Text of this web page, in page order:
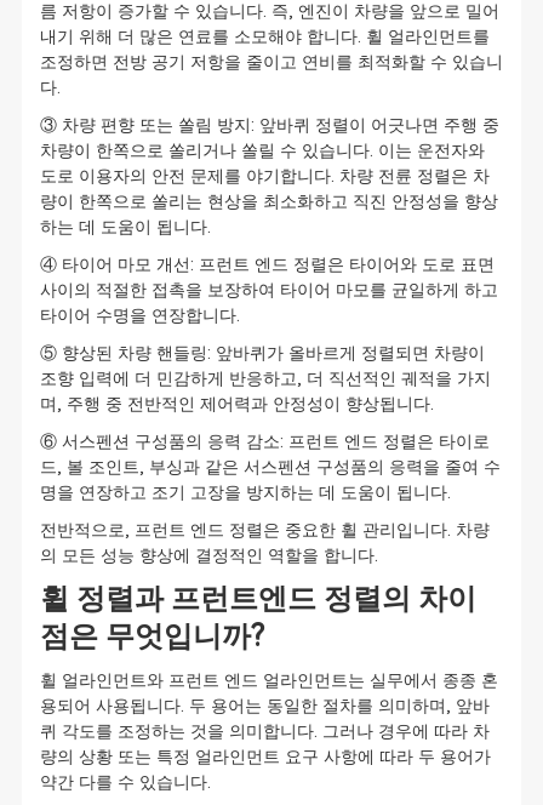
름 저항이 증가할 수 있습니다. 즉, 엔진이 차량을 앞으로 밀어
내기 위해 더 많은 연료를 소모해야 합니다. 휠 얼라인먼트를
조정하면 전방 공기 저항을 줄이고 연비를 최적화할 수 있습니
다.
③ 차량 편향 또는 쏠림 방지: 앞바퀴 정렬이 어긋나면 주행 중
차량이 한쪽으로 쏠리거나 쏠릴 수 있습니다. 이는 운전자와
도로 이용자의 안전 문제를 야기합니다. 차량 전륜 정렬은 차
량이 한쪽으로 쏠리는 현상을 최소화하고 직진 안정성을 향상
하는 데 도움이 됩니다.
④ 타이어 마모 개선: 프런트 엔드 정렬은 타이어와 도로 표면
사이의 적절한 접촉을 보장하여 타이어 마모를 균일하게 하고
타이어 수명을 연장합니다.
⑤ 향상된 차량 핸들링: 앞바퀴가 올바르게 정렬되면 차량이
조향 입력에 더 민감하게 반응하고, 더 직선적인 궤적을 가지
며, 주행 중 전반적인 제어력과 안정성이 향상됩니다.
⑥ 서스펜션 구성품의 응력 감소: 프런트 엔드 정렬은 타이로
드, 볼 조인트, 부싱과 같은 서스펜션 구성품의 응력을 줄여 수
명을 연장하고 조기 고장을 방지하는 데 도움이 됩니다.
전반적으로, 프런트 엔드 정렬은 중요한 휠 관리입니다. 차량
의 모든 성능 향상에 결정적인 역할을 합니다.
휠 정렬과 프런트엔드 정렬의 차이
점은 무엇입니까?
휠 얼라인먼트와 프런트 엔드 얼라인먼트는 실무에서 종종 혼
용되어 사용됩니다. 두 용어는 동일한 절차를 의미하며, 앞바
퀴 각도를 조정하는 것을 의미합니다. 그러나 경우에 따라 차
량의 상황 또는 특정 얼라인먼트 요구 사항에 따라 두 용어가
약간 다를 수 있습니다.